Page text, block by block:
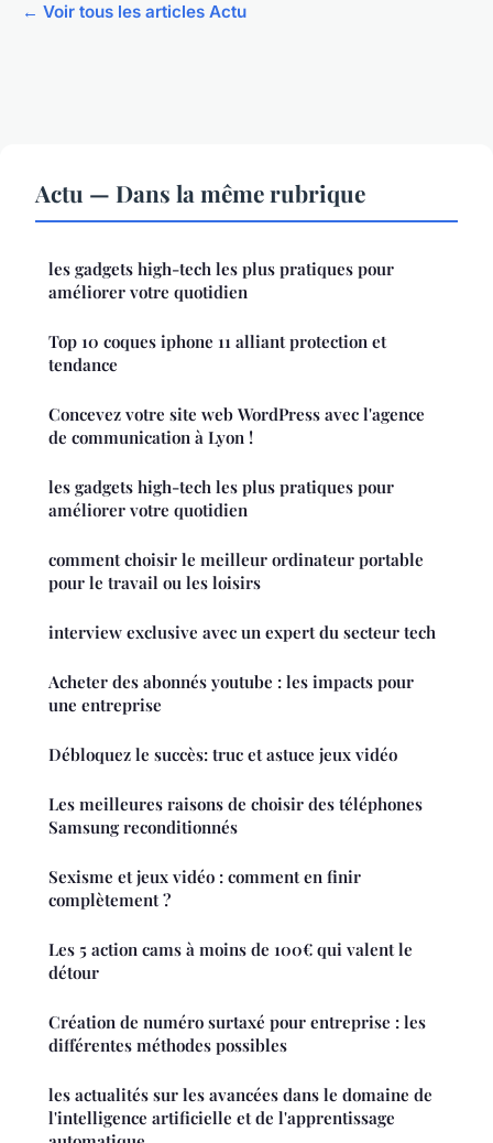
← Voir tous les articles Actu
Actu — Dans la même rubrique
les gadgets high-tech les plus pratiques pour
améliorer votre quotidien
Top 10 coques iphone 11 alliant protection et
tendance
Concevez votre site web WordPress avec l'agence
de communication à Lyon !
les gadgets high-tech les plus pratiques pour
améliorer votre quotidien
comment choisir le meilleur ordinateur portable
pour le travail ou les loisirs
interview exclusive avec un expert du secteur tech
Acheter des abonnés youtube : les impacts pour
une entreprise
Débloquez le succès: truc et astuce jeux vidéo
Les meilleures raisons de choisir des téléphones
Samsung reconditionnés
Sexisme et jeux vidéo : comment en finir
complètement ?
Les 5 action cams à moins de 100€ qui valent le
détour
Création de numéro surtaxé pour entreprise : les
différentes méthodes possibles
les actualités sur les avancées dans le domaine de
l'intelligence artificielle et de l'apprentissage